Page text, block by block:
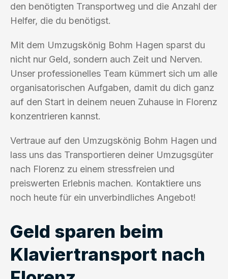
den benötigten Transportweg und die Anzahl der
Helfer, die du benötigst.
Mit dem Umzugskönig Bohm Hagen sparst du
nicht nur Geld, sondern auch Zeit und Nerven.
Unser professionelles Team kümmert sich um alle
organisatorischen Aufgaben, damit du dich ganz
auf den Start in deinem neuen Zuhause in Florenz
konzentrieren kannst.
Vertraue auf den Umzugskönig Bohm Hagen und
lass uns das Transportieren deiner Umzugsgüter
nach Florenz zu einem stressfreien und
preiswerten Erlebnis machen. Kontaktiere uns
noch heute für ein unverbindliches Angebot!
Geld sparen beim
Klaviertransport nach